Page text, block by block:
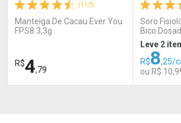
(117)
Manteiga De Cacau Ever You
FPS8 3,3g
R$4,79
Soro
Bico
Leve 2
R$8,25/
ou R$